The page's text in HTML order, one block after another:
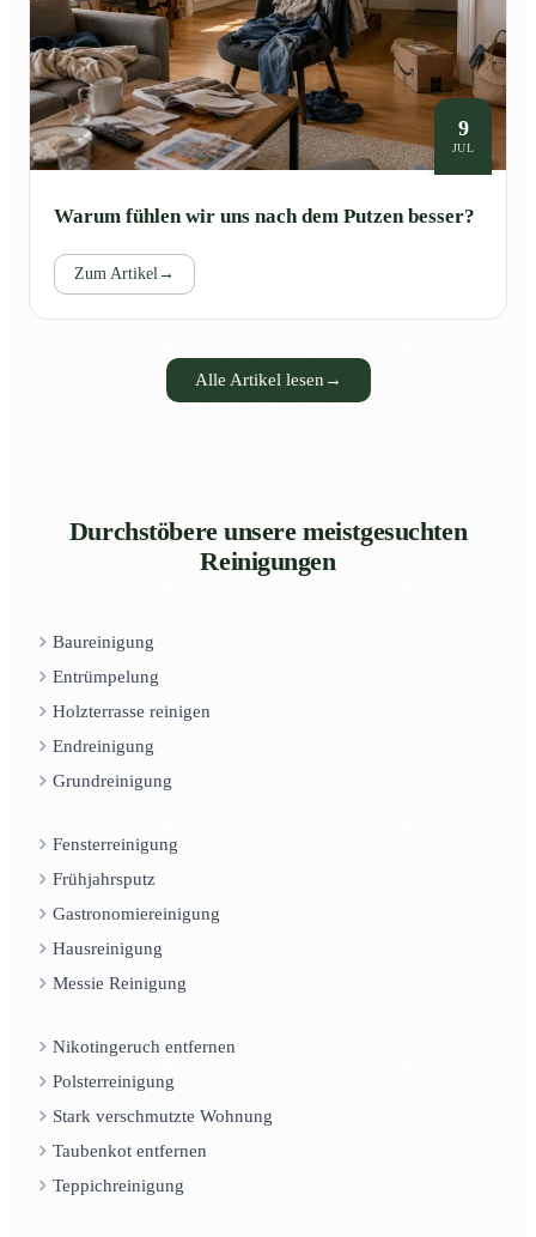
9
JUL
Warum fühlen wir uns nach dem Putzen besser?
Zum Artikel →
Alle Artikel lesen →
Durchstöbere unsere meistgesuchten
Reinigungen
Baureinigung
Entrümpelung
Holzterrasse reinigen
Endreinigung
Grundreinigung
Fensterreinigung
Frühjahrsputz
Gastronomiereinigung
Hausreinigung
Messie Reinigung
Nikotingeruch entfernen
Polsterreinigung
Stark verschmutzte Wohnung
Taubenkot entfernen
Teppichreinigung